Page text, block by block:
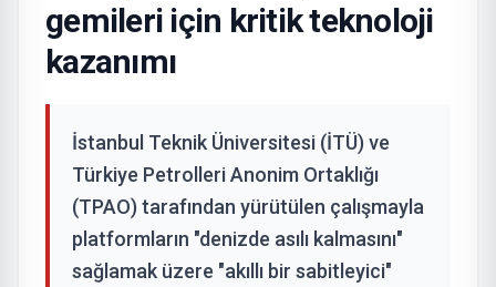
gemileri için kritik teknoloji
kazanımı
İstanbul Teknik Üniversitesi (İTÜ) ve
Türkiye Petrolleri Anonim Ortaklığı
(TPAO) tarafından yürütülen çalışmayla
platformların "denizde asılı kalmasını"
sağlamak üzere "akıllı bir sabitleyici"